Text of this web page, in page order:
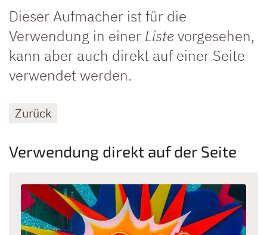
Dieser Aufmacher ist für die
Verwendung in einer Listevorgesehen,
kann aber auch direkt auf einer Seite
verwendet werden.
Zurück
Verwendung direkt auf der Seite